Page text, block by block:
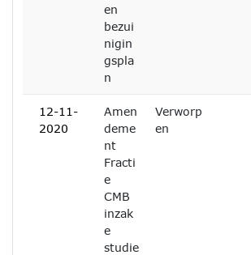
en
bezui
nigin
gspla
n
12-11-
2020
Amen
deme
nt
Fracti
e
CMB
inzak
e
studie
Verworp
en